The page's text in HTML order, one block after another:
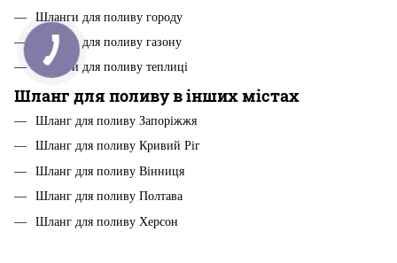
Шланги для поливу городу
Шланги для поливу газону
Шланги для поливу теплиці
Шланг для поливу в інших містах
Шланг для поливу Запоріжжя
Шланг для поливу Кривий Ріг
Шланг для поливу Вінниця
Шланг для поливу Полтава
Шланг для поливу Херсон